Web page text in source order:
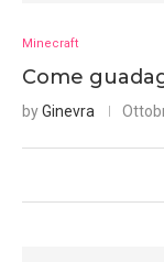
Minecraft
Come
byGinevra